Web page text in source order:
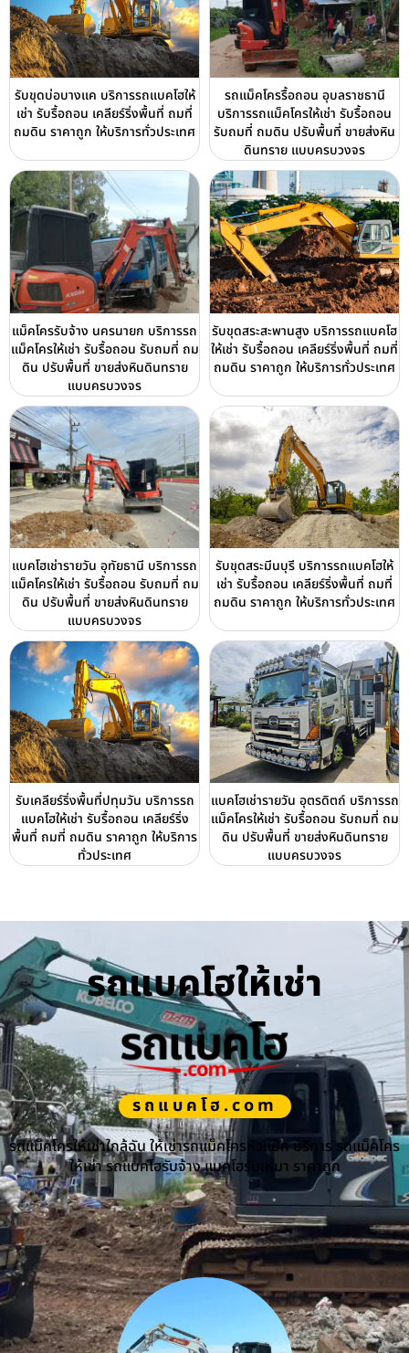
รับขุดบ่อบางแค บริการรถแบคโฮให้
เช่า รับรื้อถอน เคลียร์ริ่งพื้นที่ ถมที่
ถมดิน ราคาถูก ให้บริการทั่วประเทศ
รถแม็คโครรื้อถอน อุบลราชธานี
บริการรถแม็คโครให้เช่า รับรื้อถอน
รับถมที่ ถมดิน ปรับพื้นที่ ขายส่งหิน
ดินทราย แบบครบวงจร
แม็คโครรับจ้าง นครนายก บริการรถ
แม็คโครให้เช่า รับรื้อถอน รับถมที่ ถม
ดิน ปรับพื้นที่ ขายส่งหินดินทราย
แบบครบวงจร
รับขุดสระสะพานสูง บริการรถแบคโฮ
ให้เช่า รับรื้อถอน เคลียร์ริ่งพื้นที่ ถมที่
ถมดิน ราคาถูก ให้บริการทั่วประเทศ
แบคโฮเช่ารายวัน อุทัยธานี บริการรถ
แม็คโครให้เช่า รับรื้อถอน รับถมที่ ถม
ดิน ปรับพื้นที่ ขายส่งหินดินทราย
แบบครบวงจร
รับขุดสระมีนบุรี บริการรถแบคโฮให้
เช่า รับรื้อถอน เคลียร์ริ่งพื้นที่ ถมที่
ถมดิน ราคาถูก ให้บริการทั่วประเทศ
รับเคลียร์ริ่งพื้นที่ปทุมวัน บริการรถ
แบคโฮให้เช่า รับรื้อถอน เคลียร์ริ่ง
พื้นที่ ถมที่ ถมดิน ราคาถูก ให้บริการ
ทั่วประเทศ
แบคโฮเช่ารายวัน อุตรดิตถ์ บริการรถ
แม็คโครให้เช่า รับรื้อถอน รับถมที่ ถม
ดิน ปรับพื้นที่ ขายส่งหินดินทราย
แบบครบวงจร
รถแบคโฮให้เช่า
รถแบคโฮ.com
รถแม็คโครให้เช่าใกล้ฉัน ให้เช่ารถแม็คโครหัวแย็ก บริการ รถแม็คโคร
ให้เช่า รถแบคโฮรับจ้าง แบคโฮรับเหมา ราคาถูก